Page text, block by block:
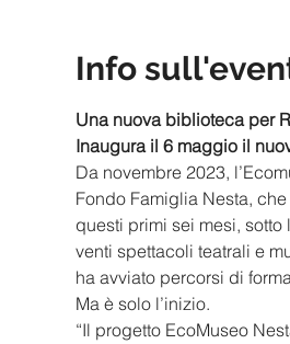
Info
Una nuova biblioteca per
Inaugura il 6 maggio il
Da novembre 2023,
Fondo Famiglia Nesta,
questi primi sei mesi,
venti spettacoli teatrali e
ha avviato percorsi di
Ma è solo l’inizio.
“Il progetto EcoMuseo